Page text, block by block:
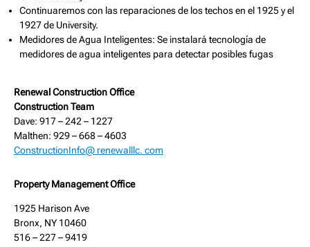
Continuaremos con las reparaciones de los techos en el 1925 y el
1927 de University.
Medidores de Agua Inteligentes: Se instalará tecnología de
medidores de agua inteligentes para detectar posibles fugas
Renewal Construction Office
Construction Team
Dave: 917 – 242 – 1227
Malthen: 929 – 668 – 4603
ConstructionInfo@ renewalllc. com
Property Management Office
1925 Harison Ave
Bronx, NY 10460
516 – 227 – 9419